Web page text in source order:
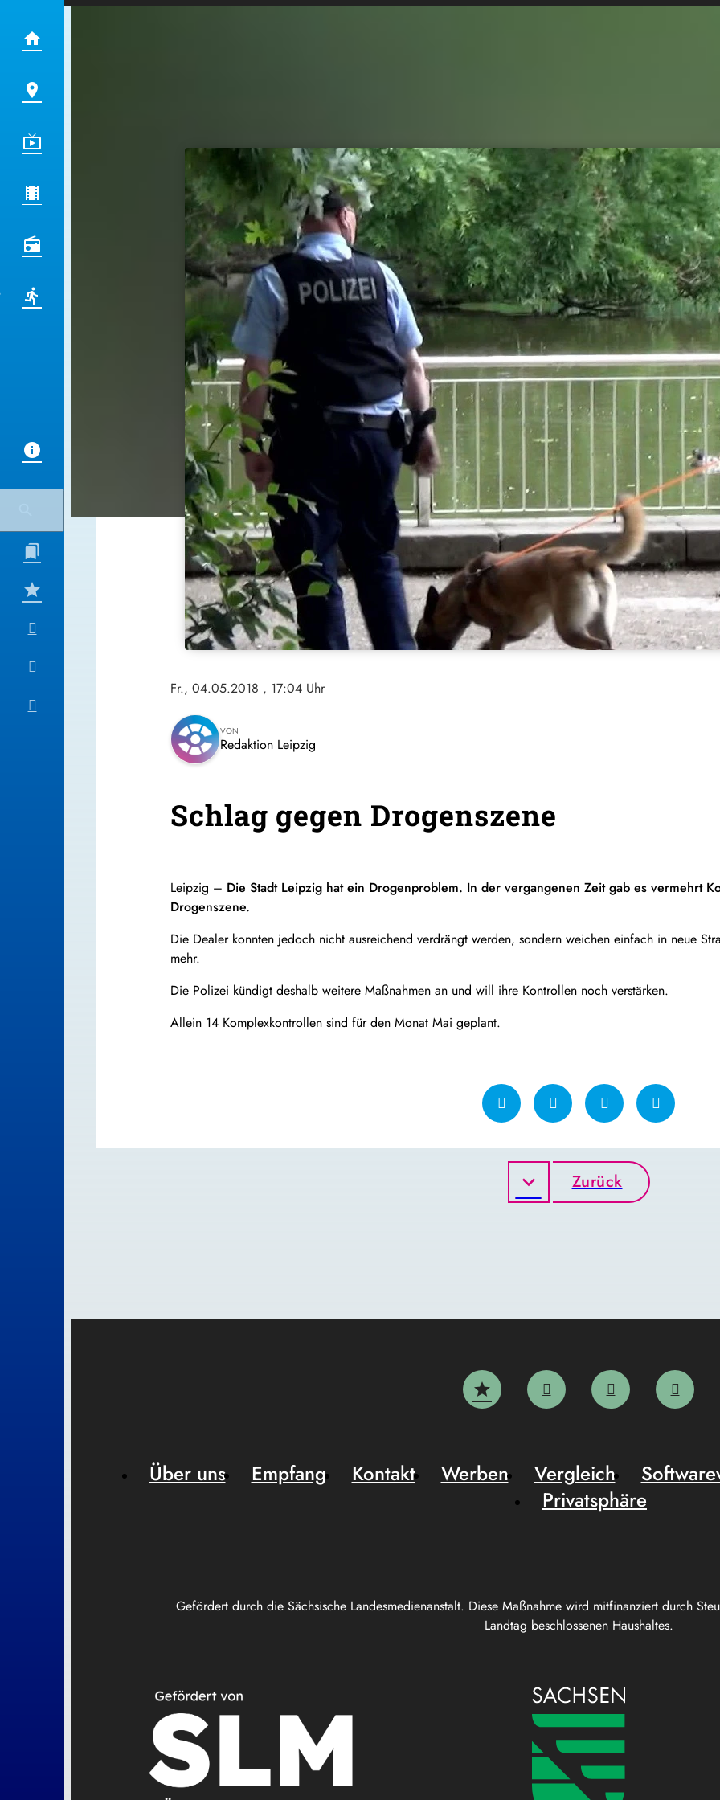
Fr., 04.05.2018 , 17:04 Uhr
VON
Redaktion Leipzig
Schlag gegen Drogenszene
Leipzig – Die Stadt Leipzig hat ein Drogenproblem. In der vergangenen Zeit gab es vermehrt
Drogenszene.
Die Dealer konnten jedoch nicht ausreichend verdrängt werden, sondern weichen einfach in neue
mehr.
Die Polizei kündigt deshalb weitere Maßnahmen an und will ihre Kontrollen noch verstärken.
Allein 14 Komplexkontrollen sind für den Monat Mai geplant.
Zurück
Gefördert durch die Sächsische Landesmedienanstalt. Diese Maßnahme wird mitfinanziert durch
Landtag beschlossenen Haushaltes.
Über uns Empfang Kontakt Werben Vergleich
Privatsphäre